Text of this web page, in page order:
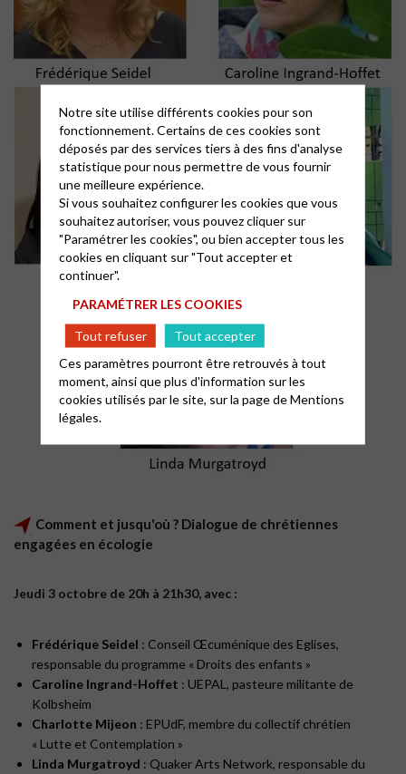
Comment et jusqu'où ? Dialogue de chrétiennes
engagées en écologie
Jeudi 3 octobre de 20h à 21h30, avec :
Frédérique Seidel : Conseil Œcuménique des Eglises,
responsable du programme « Droits des enfants »
Caroline Ingrand-Hoffet : UEPAL, pasteure militante de
Kolbsheim
Charlotte Mijeon : EPUdF, membre du collectif chrétien
« Lutte et Contemplation »
Linda Murgatroyd : Quaker Arts Network, responsable du
Notre site utilise différents cookies pour son
fonctionnement. Certains de ces cookies sont
déposés par des services tiers à des fins d'analyse
statistique pour nous permettre de vous fournir
une meilleure expérience.
Si vous souhaitez configurer les cookies que vous
souhaitez autoriser, vous pouvez cliquer sur
"Paramétrer les cookies", ou bien accepter tous les
cookies en cliquant sur "Tout accepter et
continuer".
PARAMÉTRER LES COOKIES
Tout refuser
Tout accepter
Ces paramètres pourront être retrouvés à tout
moment, ainsi que plus d'information sur les
cookies utilisés par le site, sur la page deMentions
légales.